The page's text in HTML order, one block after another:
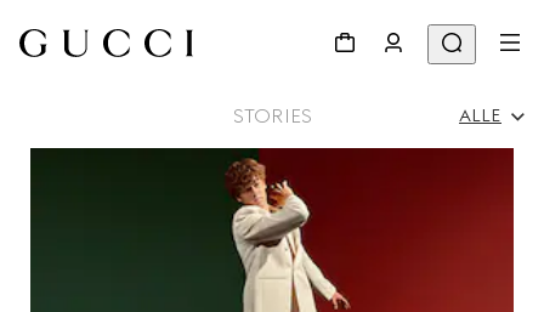
STORIES ALLE